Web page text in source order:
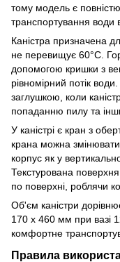
тому модель є
транспортування води
Каністра призначена
не перевищує 60°C.
допомогою кришки з
рівномірний потік
заглушкою, коли
попаданню пилу та
У каністрі є кран з
крана можна
корпус як у
Текстурована
по поверхні, роблячи
Об'єм каністри
170 х 460 мм при вазі
комфортне
Правила